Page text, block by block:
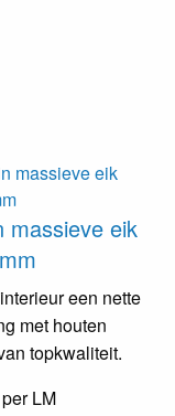
massieve eik
een nette
met houten
topkwaliteit.
LM